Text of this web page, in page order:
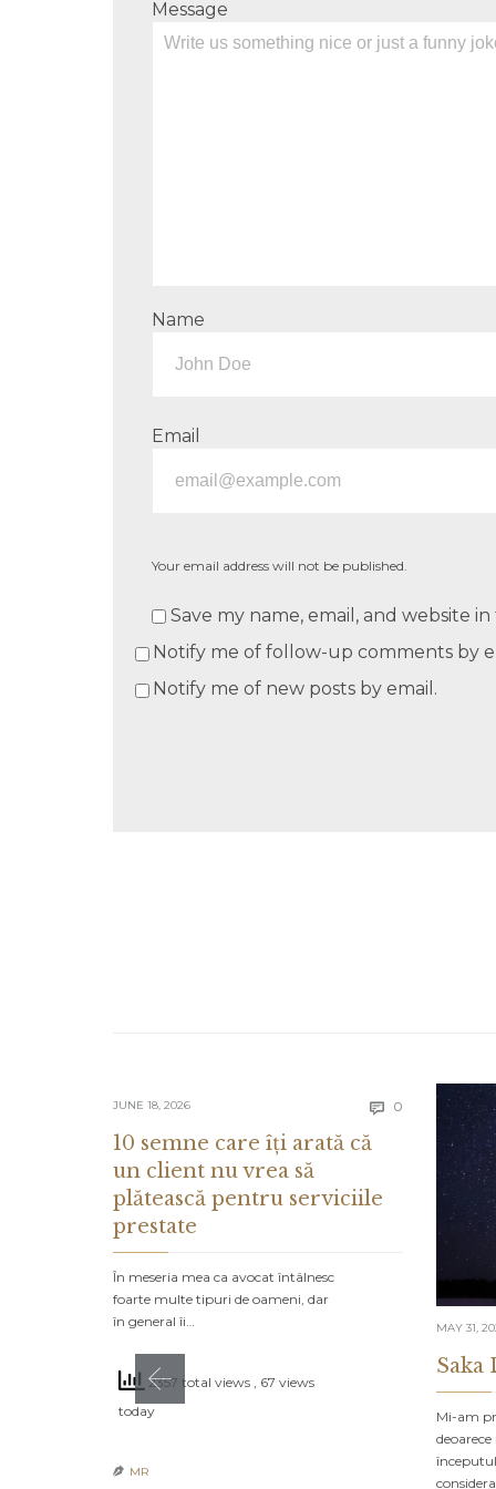
Message
Name
Email
Your email address will not be published.
Save my name, email, and website
Notify me of follow-up comments by
Notify me of new posts by email.
JUNE 18, 2026  0 Comments
10 semne care îți arată că
un client nu vrea să
plătească pentru serviciile
prestate
În meseria mea ca avocat întâlnesc
foarte multe tipuri de oameni, dar
în general îi…
2357 total views , 67 views
today
 MR
MAY 31,
Saka
Mi-am